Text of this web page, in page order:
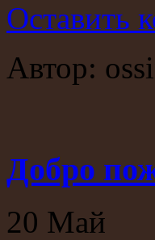
Оставить
Автор:
Добро
20 Май